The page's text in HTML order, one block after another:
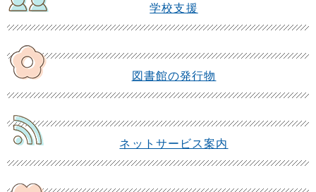
学校支援
図書館の発行物
ネットサービス案内